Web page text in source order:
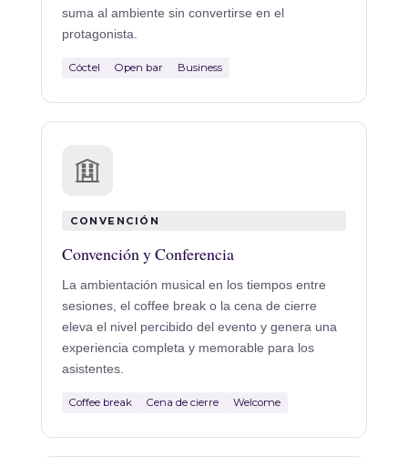
suma al ambiente sin convertirse en el
protagonista.
Cóctel Open bar Business
CONVENCIÓN
Convención y Conferencia
La ambientación musical en los tiempos entre
sesiones, el coffee break o la cena de cierre
eleva el nivel percibido del evento y genera una
experiencia completa y memorable para los
asistentes.
Coffee break Cena de cierre Welcome